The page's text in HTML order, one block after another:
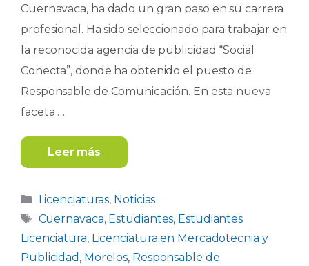
Cuernavaca, ha dado un gran paso en su carrera
profesional. Ha sido seleccionado para trabajar en
la reconocida agencia de publicidad “Social
Conecta”, donde ha obtenido el puesto de
Responsable de Comunicación. En esta nueva
faceta …
Leer más
Categorías
Licenciaturas, Noticias
Etiquetas
Cuernavaca, Estudiantes, Estudiantes
Licenciatura, Licenciatura en Mercadotecnia y
Publicidad , Morelos, Responsable de